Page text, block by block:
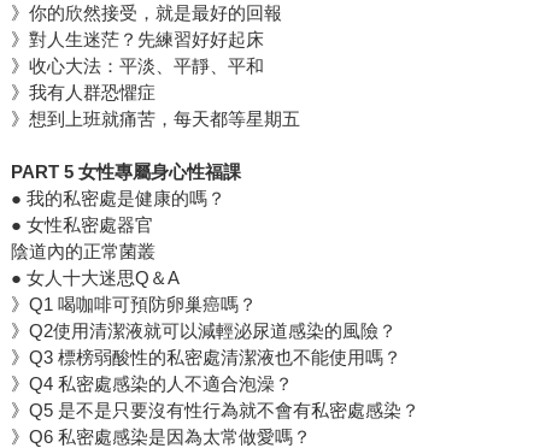
》你的欣然接受，就是最好的回報
》對人生迷茫？先練習好好起床
》收心大法：平淡、平靜、平和
》我有人群恐懼症
》想到上班就痛苦，每天都等星期五
PART 5 女性專屬身心性福課
● 我的私密處是健康的嗎？
● 女性私密處器官
陰道內的正常菌叢
● 女人十大迷思Q＆A
》Q1 喝咖啡可預防卵巢癌嗎？
》Q2使用清潔液就可以減輕泌尿道感染的風險？
》Q3 標榜弱酸性的私密處清潔液也不能使用嗎？
》Q4 私密處感染的人不適合泡澡？
》Q5 是不是只要沒有性行為就不會有私密處感染？
》Q6 私密處感染是因為太常做愛嗎？